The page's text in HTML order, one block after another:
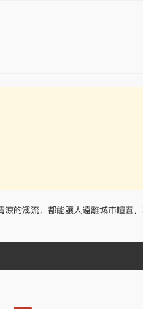
的溪流，都能讓人遠離城市喧囂，